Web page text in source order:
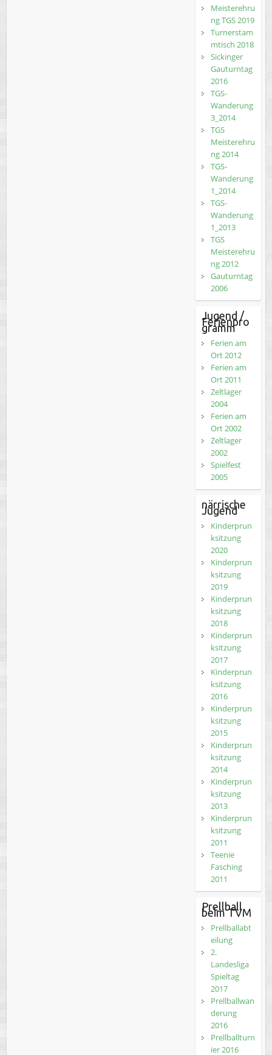
Meisterehru
ng TGS 2019
Turnerstam
mtisch 2018
Sickinger
Gauturntag
2016
TGS-
Wanderung
3_2014
TGS
Meisterehru
ng 2014
TGS-
Wanderung
1_2014
TGS-
Wanderung
1_2013
TGS
Meisterehru
ng 2012
Gauturntag
2006
Jugend /
Ferienpro
gramm
Ferien am
Ort 2012
Ferien am
Ort 2011
Zeltlager
2004
Ferien am
Ort 2002
Zeltlager
2002
Spielfest
2005
närrische
Jugend
Kinderprun
ksitzung
2020
Kinderprun
ksitzung
2019
Kinderprun
ksitzung
2018
Kinderprun
ksitzung
2017
Kinderprun
ksitzung
2016
Kinderprun
ksitzung
2015
Kinderprun
ksitzung
2014
Kinderprun
ksitzung
2013
Kinderprun
ksitzung
2011
Teenie
Fasching
2011
Prellball
beim TVM
Prellballabt
eilung
2.
Landesliga
Spieltag
2017
Prellballwan
derung
2016
Prellballturn
ier 2016